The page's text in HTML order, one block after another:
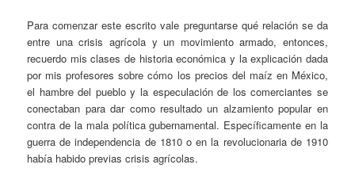
Para comenzar este escrito vale preguntarse qué relación se da
entre una crisis agrícola y un movimiento armado, entonces,
recuerdo mis clases de historia económica y la explicación dada
por mis profesores sobre cómo los precios del maíz en México,
el hambre del pueblo y la especulación de los comerciantes se
conectaban para dar como resultado un alzamiento popular en
contra de la mala política gubernamental. Específicamente en la
guerra de independencia de 1810 o en la revolucionaria de 1910
había habido previas crisis agrícolas.